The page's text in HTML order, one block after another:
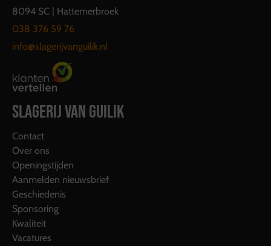
8094 SC | Hattemerbroek
038 376 59 76
info@slagerijvanguilik.nl
SLAGERIJ VAN GUILIK
Contact
Over ons
Openingstijden
Aanmelden nieuwsbrief
Geschiedenis
Sponsoring
Kwaliteit
Vacatures